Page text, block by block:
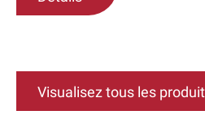
Visualisez tous les